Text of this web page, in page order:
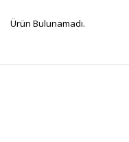
Ürün Bulunamadı.